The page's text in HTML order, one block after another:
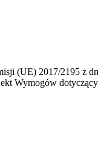
(UE) 2017/2195 z
Wymogów